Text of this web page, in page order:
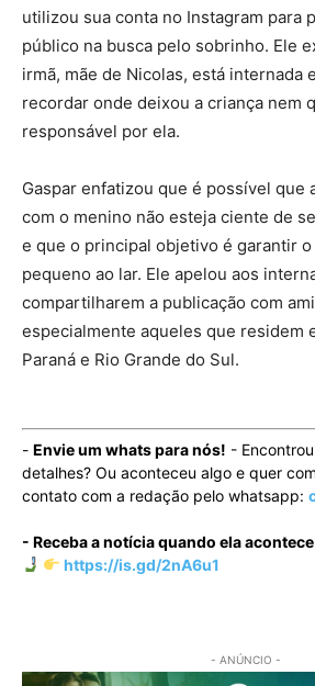
utilizou sua conta no Instagram para
público na busca pelo sobrinho. Ele
irmã, mãe de Nicolas, está internada
recordar onde deixou a criança nem
responsável por ela.
Gaspar enfatizou que é possível que
com o menino não esteja ciente de
e que o principal objetivo é garantir
pequeno ao lar. Ele apelou aos
compartilharem a publicação com
especialmente aqueles que residem
Paraná e Rio Grande do Sul.
- Envie um whats para nós! -
detalhes? Ou aconteceu algo e quer
contato com a redação pelo whatsapp:
- Receba a notícia quando ela
https://is.gd/2nA6u1
- ANÚNCIO -